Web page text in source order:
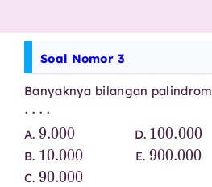
Soal Nomor 3
Banyaknya bilangan palindrom
⋯⋅
A.
9.000
D.
100.000
B.
10.000
E.
900.000
C.
90.000